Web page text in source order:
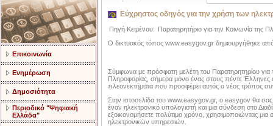
Επικοινωνία
Ενημέρωση
Δημοσιότητα
Περιοδικό "Ψηφιακή
Ελλάδα"
Εύχρηστος οδηγός για την χρήση των
Πηγή Κειμένου: Παρατηρητήριο για την Κοινωνία της
Ο δικτυακός τόπος www.easygov.gr δημιουργήθηκε
Σύμφωνα με πρόσφατη μελέτη του Παρατηρητηρίου για
Πληροφορίας, σήμερα μόνο ένας στους πέντε Έλληνες
πλεονεκτήματα που προσφέρει αυτός ο νέος τρόπος
Στην ιστοσελίδα του www.easygov.gr, o easygov θα σας
έναν ηλεκτρονικό υπολογιστή και μια σύνδεση στο
εξοικονομήσετε πολύτιμο χρόνο, χρησιμοποιώντας μια
ηλεκτρονικών υπηρεσιών.